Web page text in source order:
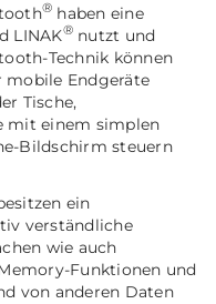
® haben eine
LINAK®nutzt und
Technik können
Endgeräte
Tische,
mit einem simplen
Bildschirm steuern
ein
verständliche
wie auch
Funktionen und
von anderen Daten